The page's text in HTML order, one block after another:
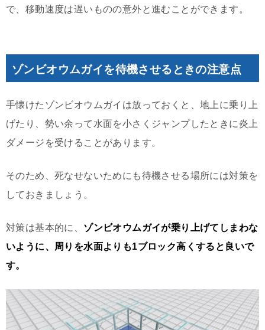
で、移動速度は遅いものの意外と進むことができます。
ゾンビオウムガイを待機させるときの注意点
手懐けたゾンビオウムガイは放っておくと、地上に乗り上
げたり、勢い余って水面を小さくジャンプしたときに炎上
ダメージを受けることがあります。
そのため、死なせないためにも待機させる場所には対策を
しておきましょう。
対策は基本的に、 ゾンビオウムガイが乗り上げてしまわな
いように、周りを水面よりも1ブロック高くすると良いで
す。